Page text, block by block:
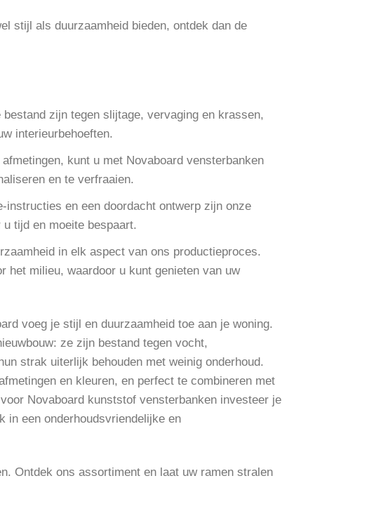
stijl als duurzaamheid bieden, ontdek dan de
zijn tegen slijtage, vervaging en krassen,
interieurbehoeften.
kunt u met Novaboard vensterbanken
en te verfraaien.
en een doordacht ontwerp zijn onze
tijd en moeite bespaart.
in elk aspect van ons productieproces.
het milieu, waardoor u kunt genieten van uw
voeg je stijl en duurzaamheid toe aan je woning.
ze zijn bestand tegen vocht,
strak uiterlijk behouden met weinig onderhoud.
en kleuren, en perfect te combineren met
Novaboard kunststof vensterbanken investeer je
in een onderhoudsvriendelijke en
Ontdek ons assortiment en laat uw ramen stralen